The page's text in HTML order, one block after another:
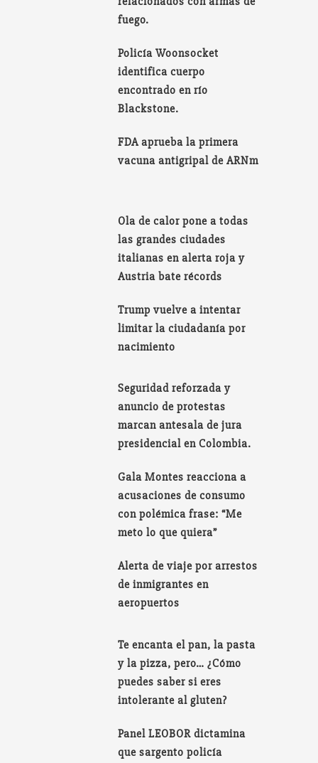
fuego.
Policía Woonsocket
identifica cuerpo
encontrado en río
Blackstone.
FDA aprueba la primera
vacuna antigripal de ARNm
Ola de calor pone a todas
las grandes ciudades
italianas en alerta roja y
Austria bate récords
Trump vuelve a intentar
limitar la ciudadanía por
nacimiento
Seguridad reforzada y
anuncio de protestas
marcan antesala de jura
presidencial en Colombia.
Gala Montes reacciona a
acusaciones de consumo
con polémica frase: “Me
meto lo que quiera”
Alerta de viaje por arrestos
de inmigrantes en
aeropuertos
Te encanta el pan, la pasta
y la pizza, pero… ¿Cómo
puedes saber si eres
intolerante al gluten?
Panel LEOBOR dictamina
que sargento policía